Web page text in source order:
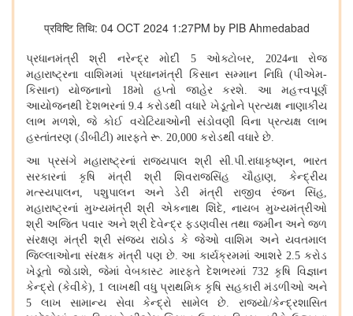
प्रविष्टि तिथि: 04 OCT 2024 1:27PM by PIB Ahmedabad
પ્રધાનમંત્રી શ્રી નરેન્દ્ર મોદી 5 ઓક્ટોબર, 2024ના રોજ
મહારાષ્ટ્રના વાશિમમાં પ્રધાનમંત્રી કિસાન સમ્માન નિધિ (પીએમ-
કિસાન) યોજનાનો 18મો હપ્તો જાહેર કરશે. આ મહત્ત્વપૂર્ણ
આયોજનથી દેશભરનાં 9.4 કરોડથી વધારે ખેડૂતોને પ્રત્યક્ષ નાણાકીય
લાભ મળશે, જે કોઈ વચેટિયાઓની સંડોવણી વિના પ્રત્યક્ષ લાભ
હસ્તાંતરણ (ડીબીટી) મારફતે રૂ. 20,000 કરોડથી વધારે છે.
આ પ્રસંગે મહારાષ્ટ્રનાં રાજ્યપાલ શ્રી સી.પી.રાધાકૃષ્ણન, ભારત
સરકારનાં કૃષિ મંત્રી શ્રી શિવરાજસિંહ ચૌહાણ, કેન્દ્રીય
મત્સ્યપાલન, પશુપાલન અને ડેરી મંત્રી રાજીવ રંજન સિંહ,
મહારાષ્ટ્રનાં મુખ્યમંત્રી શ્રી એકનાથ શિંદે, નાયબ મુખ્યમંત્રીઓ
શ્રી અજિત પવાર અને શ્રી દેવેન્દ્ર ફડણવીસ તથા જમીન અને જળ
સંરક્ષણ મંત્રી શ્રી સંજય રાઠોડ કે જેઓ વાશિમ અને યવતમાલ
જિલ્લાઓના સંરક્ષક મંત્રી પણ છે. આ કાર્યક્રમમાં આશરે 2.5 કરોડ
ખેડૂતો જોડાશે, જેમાં વેબકાસ્ટ મારફતે દેશભરમાં 732 કૃષિ વિજ્ઞાન
કેન્દ્રો (કેવીકે), 1 લાખથી વધુ પ્રાથમિક કૃષિ સહકારી મંડળીઓ અને
5 લાખ સામાન્ય સેવા કેન્દ્રો સામેલ છે. રાજ્યો/કેન્દ્રશાસિત